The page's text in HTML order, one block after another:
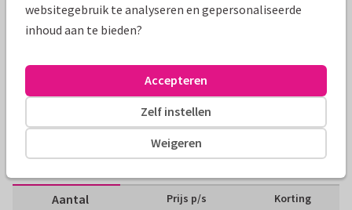
kerstwens!
Manique
Formaten en prijzen
Aantal Prijs p/s Korting
websitegebruik te analyseren en gepersonaliseerde
inhoud aan te bieden?
Weigeren
Zelf instellen
Accepteren